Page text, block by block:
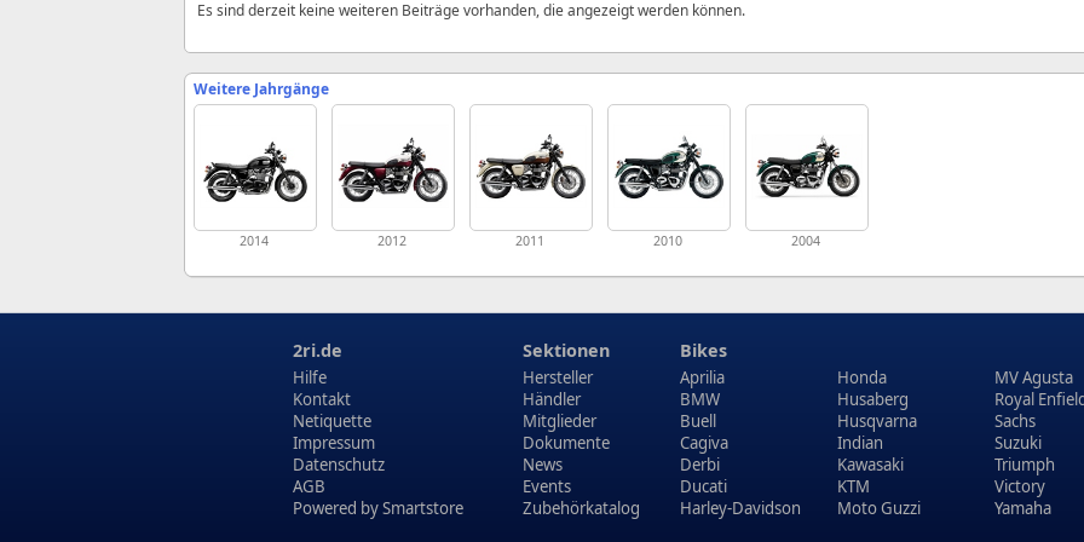
Es sind derzeit keine weiteren Beiträge vorhanden, die angezeigt werden können.
Weitere Jahrgänge
2014 2012 2011 2010 2004
2ri.de
Hilfe
Kontakt
Netiquette
Impressum
Datenschutz
AGB
Powered bySmartstore
Sektionen
Hersteller
Händler
Mitglieder
Dokumente
News
Events
Zubehörkatalog
Bikes
Aprilia
BMW
Buell
Cagiva
Derbi
Ducati
Harley-Davidson
Honda
Husaberg
Husqvarna
Indian
Kawasaki
KTM
Moto Guzzi
MV Agusta
Royal
Sachs
Suzuki
Triumph
Victory
Yamaha